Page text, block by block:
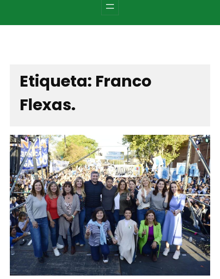
Etiqueta: Franco
Flexas.